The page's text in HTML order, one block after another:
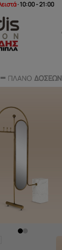
· 10:00 - 21:00
ΠΛΑΝΟ ΔΟΣΕΩΝ
ΠΛΑΝΟ ΔΟΣΕΩΝ